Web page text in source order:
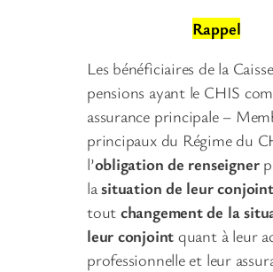
Rappel
Les bénéficiaires de la
pensions ayant le CHIS
assurance principale –
principaux du Régime du
l’obligation de renseigner
lasituation de leur
tout changement de la
leur conjoint quant à leur
professionnelle et leur